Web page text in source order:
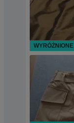
WYRÓŻNIONE